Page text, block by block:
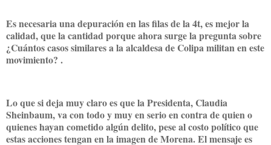
Es necesaria una depuración en las filas de la 4t, es mejor la
calidad, que la cantidad porque ahora surge la pregunta sobre
¿Cuántos casos similares a la alcaldesa de Colipa militan en este
movimiento? .
Lo que si deja muy claro es que la Presidenta, Claudia
Sheinbaum, va con todo y muy en serio en contra de quien o
quienes hayan cometido algún delito, pese al costo político que
estas acciones tengan en la imagen de Morena. El mensaje es